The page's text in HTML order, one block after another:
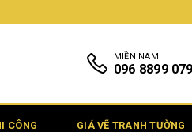
MIỀN NAM
096 8899 079
CÔNG GIÁ VẼ TRANH TƯỜNG